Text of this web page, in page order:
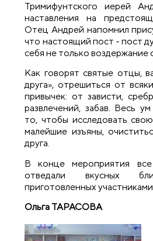
Тримифунтского иерей
наставления на
Отец Андрей напомнил
что настоящий пост - пост
себя не только воздержание
Как говорят святые отцы,
друга», отрешиться от
привычек: от зависти,
развлечений, забав. Весь
то, чтобы исследовать
малейшие изъяны,
друга.
В конце мероприятия
отведали вкусных
приготовленных участниками
Ольга ТАРАСОВА